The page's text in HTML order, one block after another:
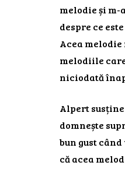
melodie și m-
despre ce
Acea melodie
melodiile
niciodată
Alpert
domnește
bun gust
că acea